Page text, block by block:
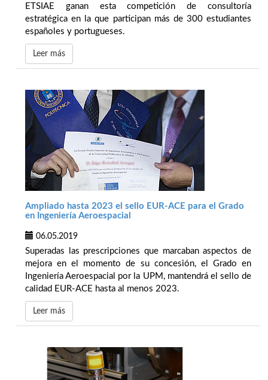
ETSIAE ganan esta competición de consultoría
estratégica en la que participan más de 300 estudiantes
españoles y portugueses.
Leer más
Ampliado hasta 2023 el sello EUR-ACE para el Grado
en Ingeniería Aeroespacial
06.05.2019
Superadas las prescripciones que marcaban aspectos de
mejora en el momento de su concesión, el Grado en
Ingeniería Aeroespacial por la UPM, mantendrá el sello de
calidad EUR-ACE hasta al menos 2023.
Leer más